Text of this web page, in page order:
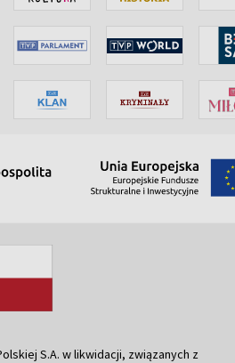
S.A. w likwidacji, związanych z